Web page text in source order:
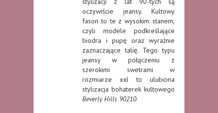
oczywiście jeansy. Kultowy
fason to te z wysokim stanem,
czyli modele podkreślające
biodra i pupę oraz wyraźnie
zaznaczające talię. Tego typu
jeansy w połączeniu z
szerokimi swetrami w
rozmiarze xxl to ulubiona
stylizacja bohaterek kultowego
Beverly Hills 90210.